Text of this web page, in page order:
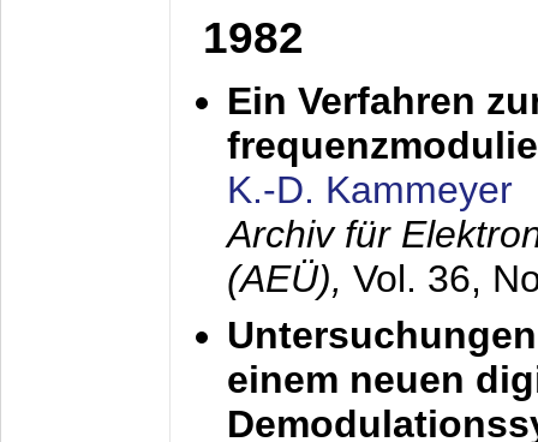
1982
Ein Verfahren
K.-D. Kammeyer
Archiv für
(AEÜ), Vol. 36,
einem neuen